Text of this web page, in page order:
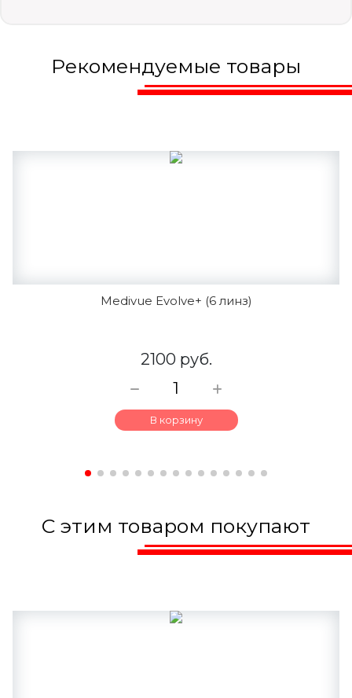
Рекомендуемые товары
Medivue Evolve+ (6 линз)
2100 руб.
В корзину
С этим товаром покупают